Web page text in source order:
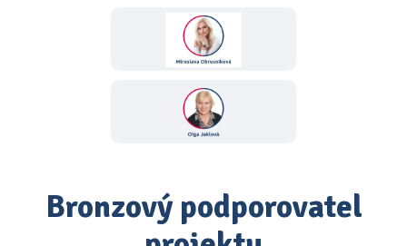
Bronzový podporovatel